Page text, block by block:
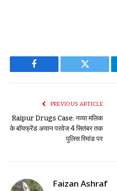
Facebook Twitter
PREVIOUS ARTICLE
Raipur Drugs Case: नव्या मलिक
के बॉयफ्रेंड अयान परवेज 4 सितंबर तक
पुलिस रिमांड पर
Faizan Ashraf